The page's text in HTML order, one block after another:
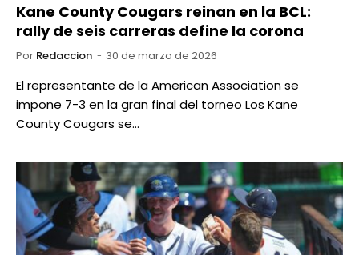
Kane County Cougars reinan en la BCL:
rally de seis carreras define la corona
Por Redaccion 30 de marzo de 2026
El representante de la American Association se
impone 7-3 en la gran final del torneo Los Kane
County Cougars se…